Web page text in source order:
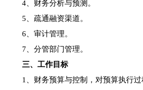
4、财务分析与预测。
5、疏通融资渠道。
6、审计管理。
7、分管部门管理。
三、工作目标
1、财务预算与控制，对预算执行